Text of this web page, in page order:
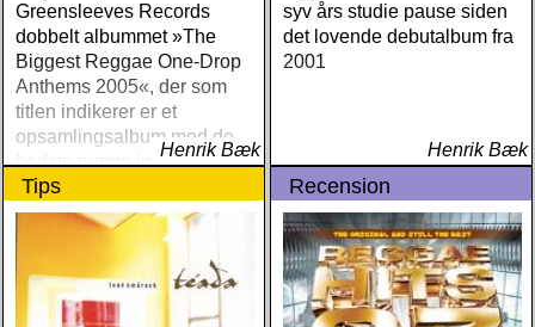
Greensleeves Records
dobbelt albummet »The
Biggest Reggae One-Drop
Anthems 2005«, der som
titlen indikerer er et
opsamlingsalbum med de
bedste numre indenfor den
populære reggaestil kaldet
one-drop
Henrik Bæk
syv års studie pause siden
det lovende debutalbum fra
2001
Henrik Bæk
Tips Recension